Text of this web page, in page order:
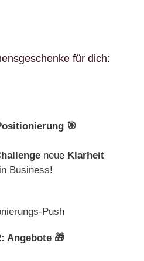
für dich:
🎯
neue Klarheit
Business!
Angebote 🎁